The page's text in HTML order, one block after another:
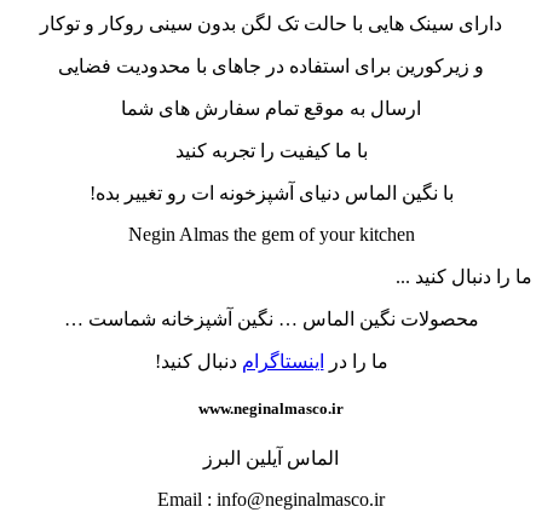
دارای سینک هایی با حالت تک لگن بدون سینی روکار و توکار
و زیرکورین برای استفاده در جاهای با محدودیت فضایی
ارسال به موقع تمام سفارش های شما
با ما کیفیت را تجربه کنید
با نگین الماس دنیای آشپزخونه ات رو تغییر بده!
Negin Almas the gem of your kitchen
ما را دنبال کنید ...
محصولات نگین الماس … نگین آشپزخانه شماست …
ما را در اینستاگرام دنبال کنید!
www.neginalmasco.ir
الماس آیلین البرز
Email : info@neginalmasco.ir